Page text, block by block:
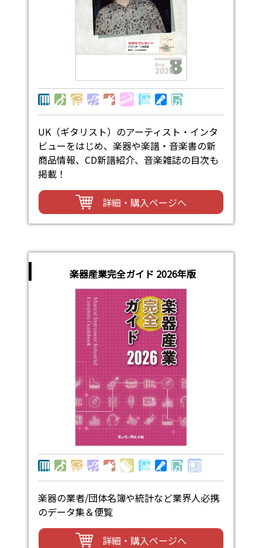
UK（ギタリスト）のアーティスト・インタ
ビューをはじめ、楽器や楽譜・音楽書の新
商品情報、CD新譜紹介、音楽雑誌の目次も
掲載！
詳細・購入ページへ
楽器産業完全ガイド 2026年版
楽器の業者/団体名簿や統計など業界人必携
のデータ集＆便覧
詳細・購入ページへ